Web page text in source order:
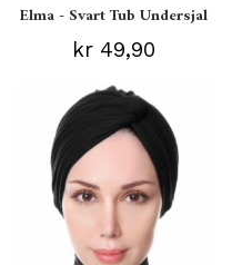
Elma - Svart Tub Undersjal
kr 49,90